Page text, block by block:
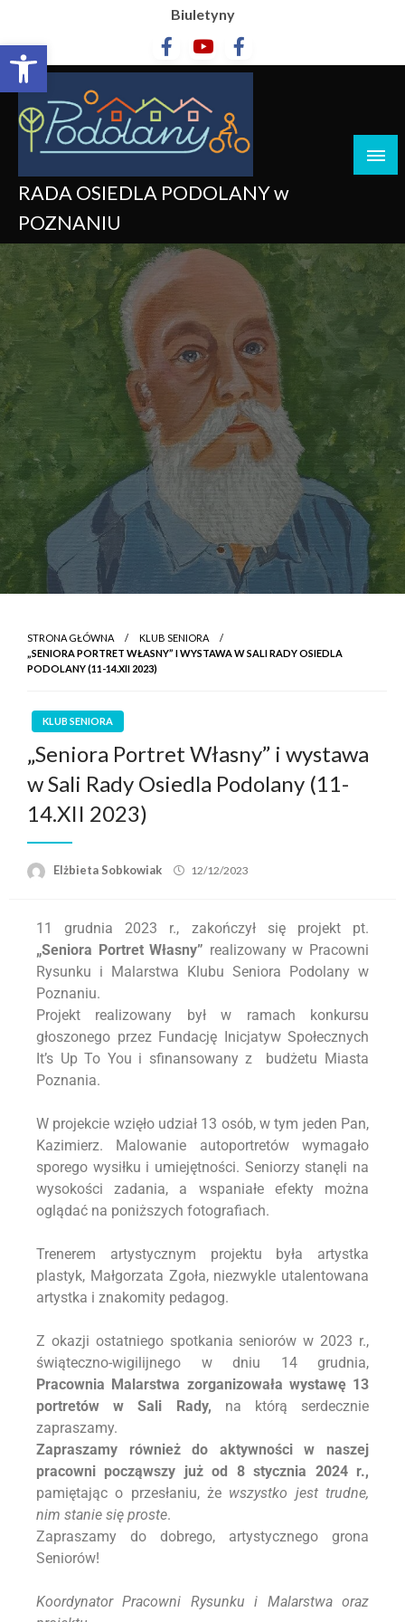
Otwórz pasek narzędzi
Biuletyny
RADA OSIEDLA PODOLANY w
POZNANIU
STRONA GŁÓWNA
KLUB SENIORA
„SENIORA PORTRET WŁASNY” I WYSTAWA W SALI RADY OSIEDLA
PODOLANY (11-14.XII 2023)
KLUB SENIORA
„Seniora Portret Własny” i wystawa
w Sali Rady Osiedla Podolany (11-
14.XII 2023)
Elżbieta Sobkowiak 12/12/2023
11 grudnia 2023 r., zakończył się projekt pt.
„Seniora Portret Własny” realizowany w Pracowni
Rysunku i Malarstwa Klubu Seniora Podolany w
Poznaniu.
Projekt realizowany był w ramach konkursu
głoszonego przez Fundację Inicjatyw Społecznych
It’s Up To You i sfinansowany z budżetu Miasta
Poznania.
W projekcie wzięło udział 13 osób, w tym jeden Pan,
Kazimierz. Malowanie autoportretów wymagało
sporego wysiłku i umiejętności. Seniorzy stanęli na
wysokości zadania, a wspaniałe efekty można
oglądać na poniższych fotografiach.
Trenerem artystycznym projektu była artystka
plastyk, Małgorzata Zgoła, niezwykle utalentowana
artystka i znakomity pedagog.
Z okazji ostatniego spotkania seniorów w 2023 r.,
świąteczno-wigilijnego w dniu 14 grudnia,
Pracownia Malarstwa zorganizowała wystawę 13
portretów w Sali Rady, na którą serdecznie
zapraszamy.
Zapraszamy również do aktywności w naszej
pracowni począwszy już od 8 stycznia 2024 r.,
pamiętając o przesłaniu, że wszystko jest trudne,
nim stanie się proste.
Zapraszamy do dobrego, artystycznego grona
Seniorów!
Koordynator Pracowni Rysunku i Malarstwa oraz